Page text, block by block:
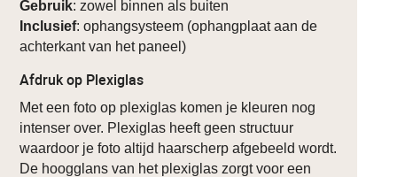
Gebruik: zowel binnen als buiten
Inclusief: ophangsysteem (ophangplaat aan de
achterkant van het paneel)
Afdruk op Plexiglas
Met een foto op plexiglas komen je kleuren nog
intenser over. Plexiglas heeft geen structuur
waardoor je foto altijd haarscherp afgebeeld wordt.
De hoogglans van het plexiglas zorgt voor een